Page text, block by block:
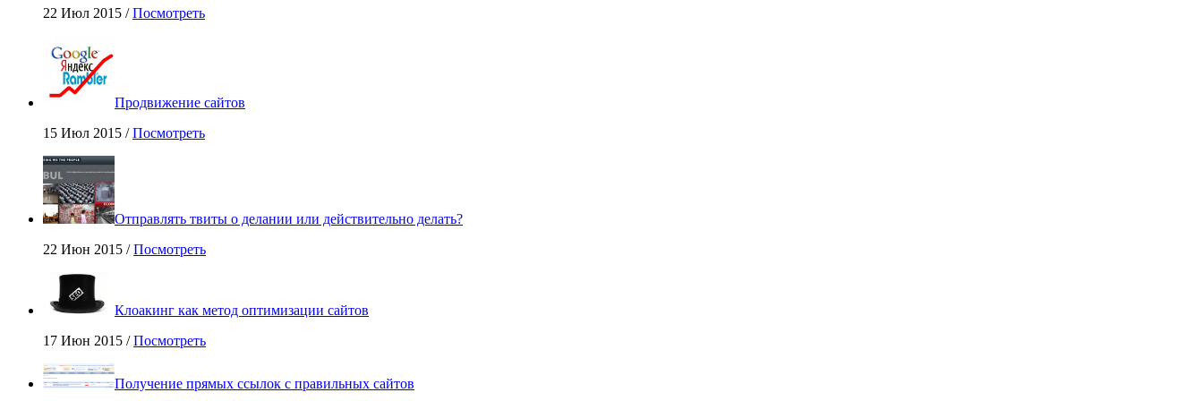
22 Июл 2015 /Посмотреть
Продвижение сайтов
15 Июл 2015 /Посмотреть
Отправлять твиты о делании или действительно делать?
22 Июн 2015 /Посмотреть
Клоакинг как метод оптимизации сайтов
17 Июн 2015 /Посмотреть
Получение прямых ссылок с правильных сайтов